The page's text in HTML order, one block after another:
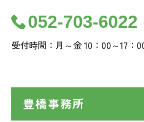
052-703-6022
受付時間：月～金 10：00～17：
豊橋事務所